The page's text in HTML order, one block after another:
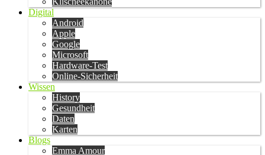
Digital
Android
Apple
Google
Microsoft
Hardware-Test
Online-Sicherheit
Wissen
History
Gesundheit
Daten
Karten
Blogs
Emma Amour